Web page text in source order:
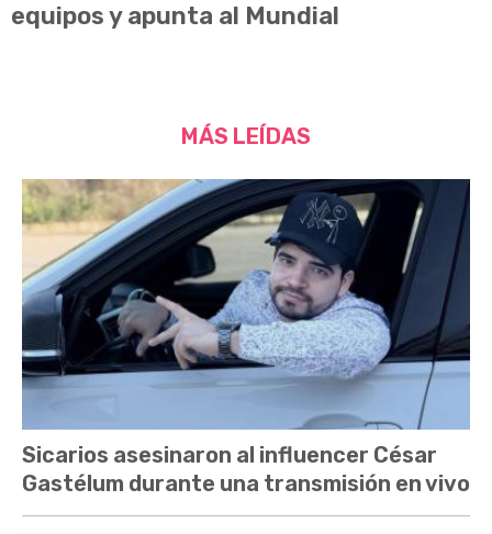
equipos y apunta al Mundial
MÁS LEÍDAS
Sicarios asesinaron al influencer César
Gastélum durante una transmisión en vivo